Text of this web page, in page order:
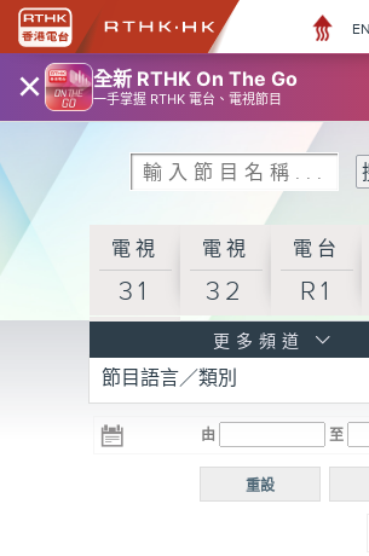
× 全新 RTHK On The Go
一手掌握 RTHK 電台、電視節目
電視
31
電視
32
電台
R1
R3
電台 電台
R5
電台
普通
更多頻道
節目語言／類別
由 至
重設